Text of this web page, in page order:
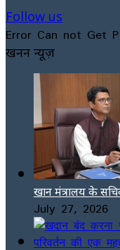
Follow us
Error Can not Get
खनन न्यूज़
खान मंत्रालय के
July 27, 2026